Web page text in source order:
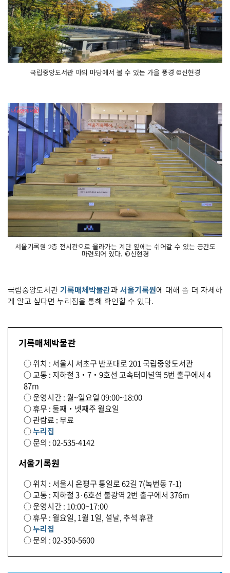
국립중앙도서관 야외 마당에서 볼 수 있는 가을 풍경 ©신현경
서울기록원 2층 전시관으로 올라가는 계단 옆에는 쉬어갈 수 있는 공간도
마련되어 있다. ©신현경
국립중앙도서관기록매체박물관과 서울기록원에 대해 좀 더 자세하
게 알고 싶다면 누리집을 통해 확인할 수 있다.
기록매체박물관
○ 위치 : 서울시 서초구 반포대로 201 국립중앙도서관
○ 교통 : 지하철 3‧7‧9호선 고속터미널역 5번 출구에서 4
87m
○ 운영시간 : 월~일요일 09:00~18:00
○ 휴무 : 둘째‧넷째주 월요일
○ 관람료 : 무료
○누리집
○ 문의 : 02-535-4142
서울기록원
○ 위치 : 서울시 은평구 통일로 62길 7(녹번동 7-1)
○ 교통 : 지하철 3·6호선 불광역 2번 출구에서 376m
○ 운영시간 : 10:00~17:00
○ 휴무 : 월요일, 1월 1일, 설날, 추석 휴관
○누리집
○ 문의 : 02-350-5600